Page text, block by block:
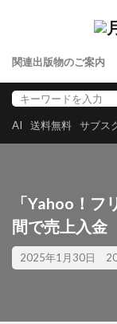
関連出版物のご案内
AI 送料無料 サブス
「Yahoo！
間で売上入金
2025年1月30日